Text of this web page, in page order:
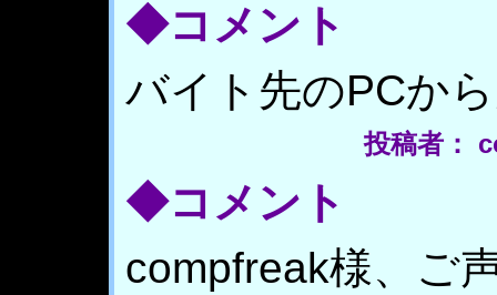
◆コメント
バイト先のPCか
投稿者：
◆コメント
compfreak様、ご